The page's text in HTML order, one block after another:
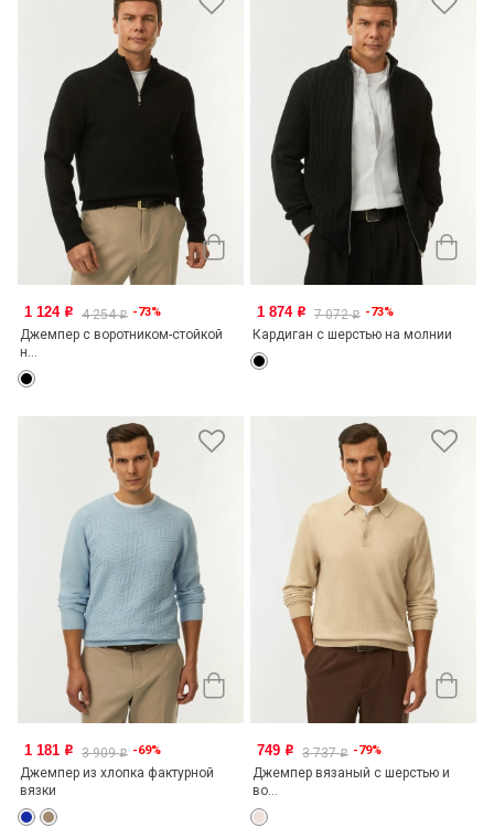
1 124 o 4 254o -73%
Джемпер с воротником-стойкой
н...
1 874 o 7 072o -73%
Кардиган с шерстью на молнии
1 181 o 3 909o -69%
Джемпер из хлопка фактурной
вязки
749 o 3 737o -79%
Джемпер вязаный с шерстью и
во...